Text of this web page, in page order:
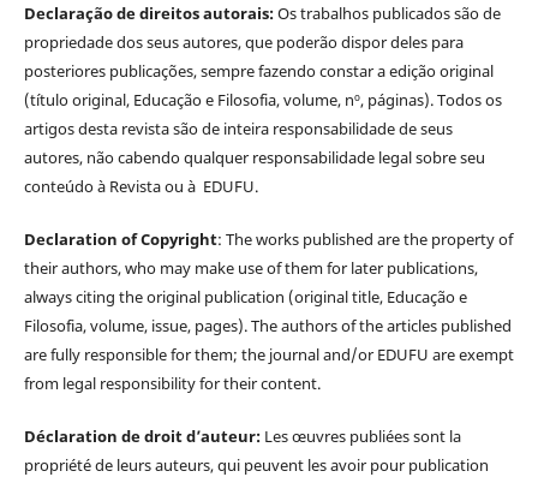
Declaração de direitos autorais:Os trabalhos publicados são de
propriedade dos seus autores, que poderão dispor deles para
posteriores publicações, sempre fazendo constar a edição original
(título original, Educação e Filosofia, volume, nº, páginas). Todos os
artigos desta revista são de inteira responsabilidade de seus
autores, não cabendo qualquer responsabilidade legal sobre seu
conteúdo à Revista ou à EDUFU.
Declaration of Copyright: The works published are the property of
their authors, who may make use of them for later publications,
always citing the original publication (original title, Educação e
Filosofia, volume, issue, pages). The authors of the articles published
are fully responsible for them; the journal and/or EDUFU are exempt
from legal responsibility for their content.
Déclaration de droit d’auteur: Les œuvres publiées sont la
propriété de leurs auteurs, qui peuvent les avoir pour publication